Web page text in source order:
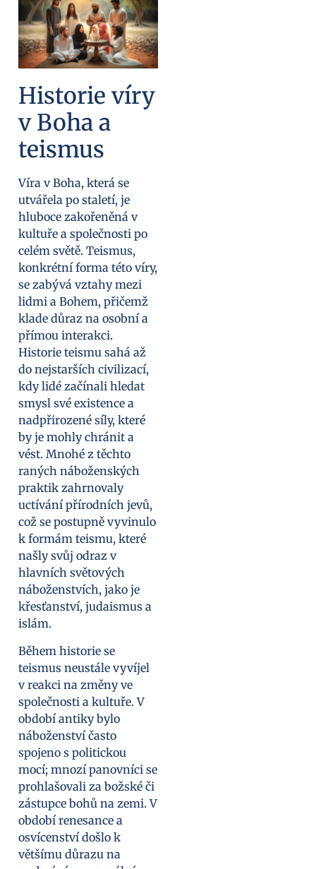
Historie víry
v Boha a
teismus
Víra v Boha, která se
utvářela po staletí, je
hluboce zakořeněná v
kultuře a společnosti po
celém světě. Teismus,
konkrétní forma této víry,
se zabývá vztahy mezi
lidmi a Bohem, přičemž
klade důraz na osobní a
přímou interakci.
Historie teismu sahá až
do nejstarších civilizací,
kdy lidé začínali hledat
smysl své existence a
nadpřirozené síly, které
by je mohly chránit a
vést. Mnohé z těchto
raných náboženských
praktik zahrnovaly
uctívání přírodních jevů,
což se postupně vyvinulo
k formám teismu, které
našly svůj odraz v
hlavních světových
náboženstvích, jako je
křesťanství, judaismus a
islám.
Během historie se
teismus neustále vyvíjel
v reakci na změny ve
společnosti a kultuře. V
období antiky bylo
náboženství často
spojeno s politickou
mocí; mnozí panovníci se
prohlašovali za božské či
zástupce bohů na zemi. V
období renesance a
osvícenství došlo k
většímu důrazu na